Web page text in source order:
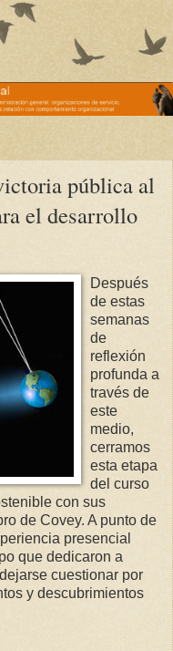
pública al
el desarrollo
Después
de estas
semanas
de
reflexión
profunda a
través de
este
medio,
cerramos
esta etapa
del curso
con sus
de Covey. A punto de
presencial
que dedicaron a
cuestionar por
y descubrimientos